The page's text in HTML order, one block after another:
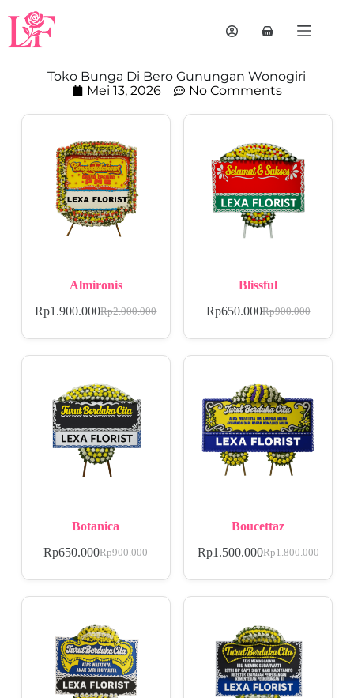
Toko Bunga Di Bero Gunungan Wonogiri
Mei 13, 2026
No Comments
Almironis
Rp2.000.000
Rp1.900.000
Blissful
Rp900.000
Rp650.000
Botanica
Rp900.000
Rp650.000
Boucettaz
Rp1.800.000
Rp1.500.000